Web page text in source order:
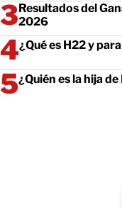
Resultados del
2026
¿Qué es H22 y
¿Quién es la hija